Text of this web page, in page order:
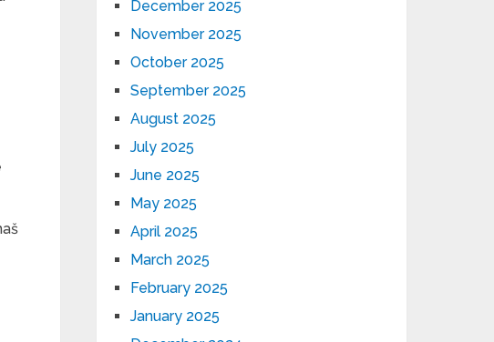
December 2025
November 2025
October 2025
September 2025
August 2025
July 2025
June 2025
May 2025
April 2025
March 2025
February 2025
January 2025